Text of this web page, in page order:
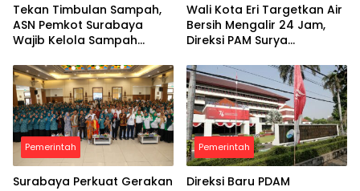
Tekan Timbulan Sampah,
ASN Pemkot Surabaya
Wajib Kelola Sampah
Wali Kota Eri Targetkan Air
Bersih Mengalir 24 Jam,
Direksi PAM Surya
Investor
Pemerintah
Surabaya Perkuat Gerakan
Pemerintah
Direksi Baru PDAM